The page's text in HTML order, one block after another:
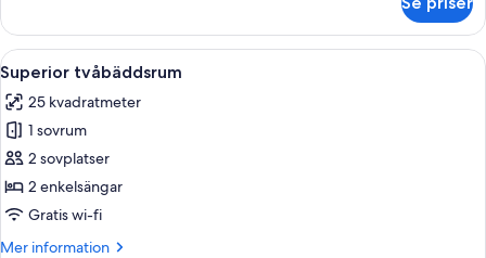
Superior
(Double)
Öppna
alla
foton
för
Superior
tvåbäddsrum
Ett hotellrum med två sängar, ett
7
Superior tvåbäddsrum
25 kvadratmeter
1 sovrum
2 sovplatser
2 enkelsängar
Gratis wi-fi
Mer information
Mer